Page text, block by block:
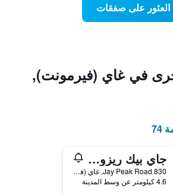
العثور على صفقات
في غاي (فيرمونت),
جاي بيك ريزورت
830 Jay Peak Road, غاي (فيرمونت), VT, الولايات المتحدة الأميريكية
4.6 كيلومتر عن وسط المدينة